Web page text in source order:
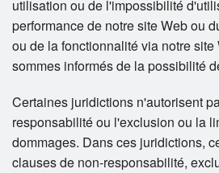
utilisation ou de l'impossibilité
performance de notre site Web ou
ou de la fonctionnalité via notre
sommes informés de la possibilité
Certaines juridictions n'autorisent
responsabilité ou l'exclusion ou la
dommages. Dans ces juridictions,
clauses de non-responsabilité,